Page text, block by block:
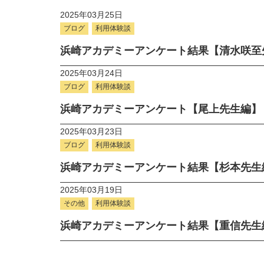
2025年03月25日
ブログ 利用体験談
浜崎アカデミーアンケート結果【清水咲至
2025年03月24日
ブログ 利用体験談
浜崎アカデミーアンケート【尾上先生編】
2025年03月23日
ブログ 利用体験談
浜崎アカデミーアンケート結果【杉本先生
2025年03月19日
その他 利用体験談
浜崎アカデミーアンケート結果【重信先生